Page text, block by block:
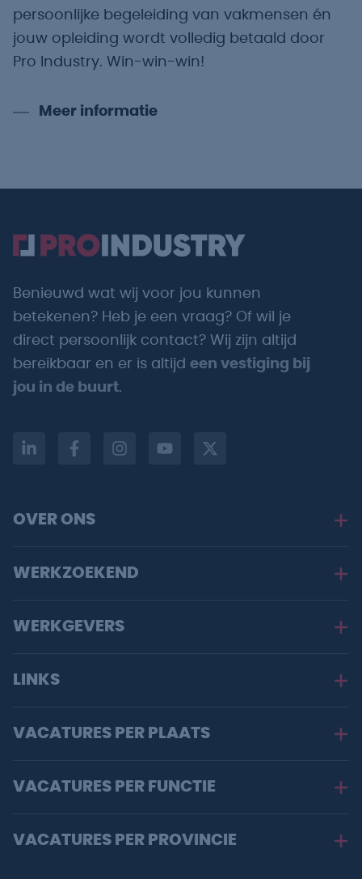
persoonlijke begeleiding van vakmensen én
jouw opleiding wordt volledig betaald door
Pro Industry. Win-win-win!
Meer informatie
Benieuwd wat wij voor jou kunnen
betekenen? Heb je een vraag? Of wil je
direct persoonlijk contact? Wij zijn altijd
bereikbaar en er is altijd een vestiging bij
jou in de buurt.
OVER ONS
WERKZOEKEND
WERKGEVERS
LINKS
VACATURES PER PLAATS
VACATURES PER FUNCTIE
VACATURES PER PROVINCIE